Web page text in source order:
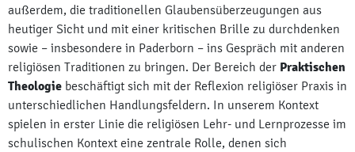
außerdem, die traditionellen Glaubensüberzeugungen aus
heutiger Sicht und mit einer kritischen Brille zu durchdenken
sowie – insbesondere in Paderborn – ins Gespräch mit anderen
religiösen Traditionen zu bringen. Der Bereich der Praktischen
Theologie beschäftigt sich mit der Reflexion religiöser Praxis in
unterschiedlichen Handlungsfeldern. In unserem Kontext
spielen in erster Linie die religiösen Lehr- und Lernprozesse im
schulischen Kontext eine zentrale Rolle, denen sich